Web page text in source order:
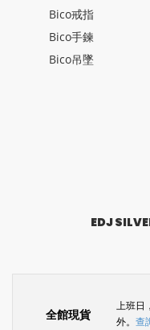
Bico戒指
Bico手鍊
Bico吊墜
EDJ
全館現貨
上班日
外。 查